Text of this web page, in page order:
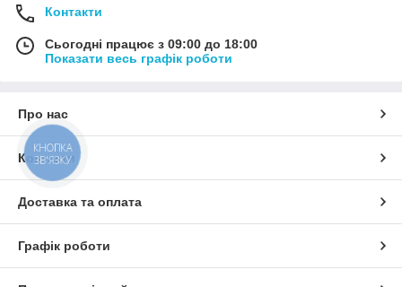
Контакти
Сьогодні працює з 09:00 до 18:00
Показати весь графік роботи
Про нас
Контакти
Доставка та оплата
Графік роботи
КНОПКА
ЗВ'ЯЗКУ